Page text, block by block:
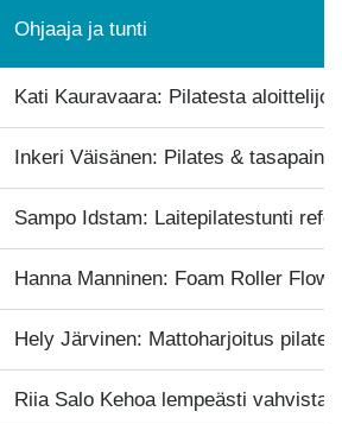
Ohjaaja ja tunti
Kati Kauravaara: Pilatesta
Inkeri Väisänen: Pilates &
Sampo Idstam: Laitepilatestunti
Hanna Manninen: Foam Roller Flow
Hely Järvinen: Mattoharjoitus
Riia Salo Kehoa lempeästi